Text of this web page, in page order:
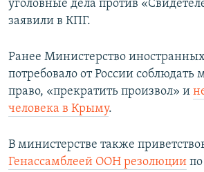
уголовные дела против
заявили в КПГ.
Ранее Министерство
потребовало от России
право, «прекратить произвол» и
человека в Крыму.
В министерстве также
Генассамблеей ООН резолюции